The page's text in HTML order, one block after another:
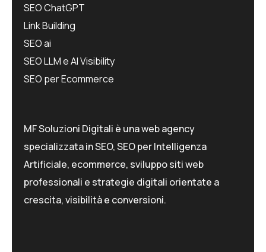
SEO ChatGPT
Link Building
SEO ai
SEO LLM e AI Visibility
SEO per Ecommerce
MF Soluzioni Digitali è una web agency
specializzata in SEO, SEO per Intelligenza
Artificiale, ecommerce, sviluppo siti web
professionali e strategie digitali orientate a
crescita, visibilità e conversioni.